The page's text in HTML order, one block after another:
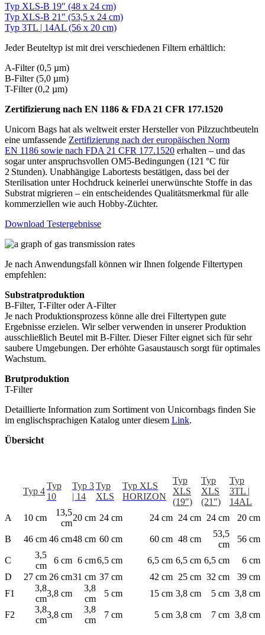
Typ XLS-B 19″ (48 x 24 cm)
Typ XLS-B 21″ (53,5 x 24 cm)
Typ 3TL | 14AL (56 x 20 cm)
Jeder Beuteltyp ist mit drei verschiedenen Filtern erhältlich:
A-Filter (0,5 µm)
B-Filter (5,0 µm)
T-Filter (0,2 µm)
Zertifizierung nach EN 1186 & FDA 21 CFR 177.1520
Unicorn Bags hat als weltweit erster Hersteller von Pilzzuchtbeuteln
eine umfassende Zertifizierung nach der europäischen Norm
EN 1186 sowie nach FDA 21 CFR 177.1520 erhalten – und das
sogar unter anspruchsvollen OM5-Bedingungen (121 °C für
2 Stunden). Unabhängige Labortests bestätigen, dass bei der
Sterilisation unter Hochdruck keinerlei unerwünschte Stoffe in das
Substrat migrieren – ein entscheidendes Qualitätsmerkmal für alle
kommerziellen wie auch Hobby-Züchter.
Download Testergebnisse
Je nach Anwendungsfall können wir Ihnen folgende Filtertypen
empfehlen:
Substratproduktion
B-Filter, T-Filter oder A-Filter
Je nach Produktionsprozess könne alle drei Filtertypen gute
Ergebnisse erzielen. Wir selber verwenden in unserer Produktion
ausschließlich Beutel mit B-Filter. Dieser Filter eignet sich für sehr
saubere Umgebungen. Der erhöhte Gasaustausch sorgt für optimales
Wachstum.
Brutproduktion
T-Filter
Detaillierte Information zum Sortiment von Unicornbags finden Sie
im englischsprachigen Katalog unter diesem Link.
Übersicht
Typ 4
Typ
10
Typ 3
| 14
Typ
XLS
Typ XLS
HORIZON
Typ
XLS
(19″)
Typ
XLS
(21″)
Typ
3TL |
14AL
A
10 cm
13,5
cm
20 cm 24 cm 24 cm 24 cm 24 cm 20 cm
B 46 cm 46 cm48 cm 60 cm 60 cm 48 cm
53,5
cm
56 cm
C
3,5
cm
6 cm 6 cm6,5 cm 6,5 cm 6,5 cm 6,5 cm
6 cm
D
27 cm 26 cm31 cm 37 cm 42 cm 25 cm 32 cm
39 cm
F1
3,8
cm
3,8 cm
3,8
cm
5 cm 15 cm 3,8 cm 5 cm 3,8 cm
F2
3,8
cm
3,8 cm
3,8
cm
7 cm 5 cm 3,8 cm 7 cm 3,8 cm